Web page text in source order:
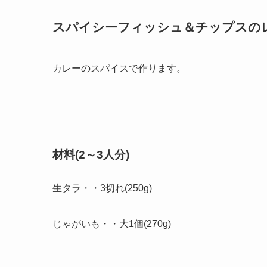
スパイシーフィッシュ＆チップスの
カレーのスパイスで作ります。
材料(2～3人分)
生タラ・・3切れ(250g)
じゃがいも・・大1個(270g)